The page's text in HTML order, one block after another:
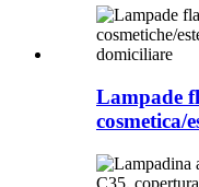
Lampade
cosmetica/